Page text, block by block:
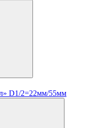
D1/2=22мм/55мм